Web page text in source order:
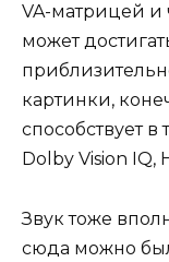
VA-матрицей и
может
картинки,
способствует
Dolby Vision IQ,
Звук тоже
сюда можно